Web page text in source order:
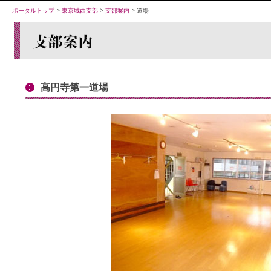
ポータルトップ> 東京城西支部 > 支部案内 > 道場
高円寺第一道場